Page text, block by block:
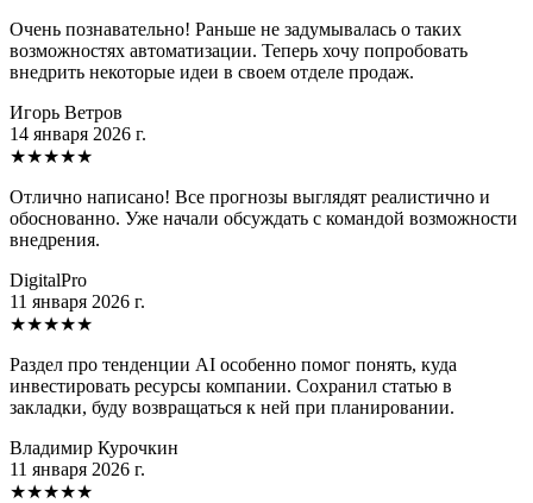
Очень познавательно! Раньше не задумывалась о таких
возможностях автоматизации. Теперь хочу попробовать
внедрить некоторые идеи в своем отделе продаж.
Игорь Ветров
14 января 2026 г.
★★★★★
Отлично написано! Все прогнозы выглядят реалистично и
обоснованно. Уже начали обсуждать с командой возможности
внедрения.
DigitalPro
11 января 2026 г.
★★★★★
Раздел про тенденции AI особенно помог понять, куда
инвестировать ресурсы компании. Сохранил статью в
закладки, буду возвращаться к ней при планировании.
Владимир Курочкин
11 января 2026 г.
★★★★★